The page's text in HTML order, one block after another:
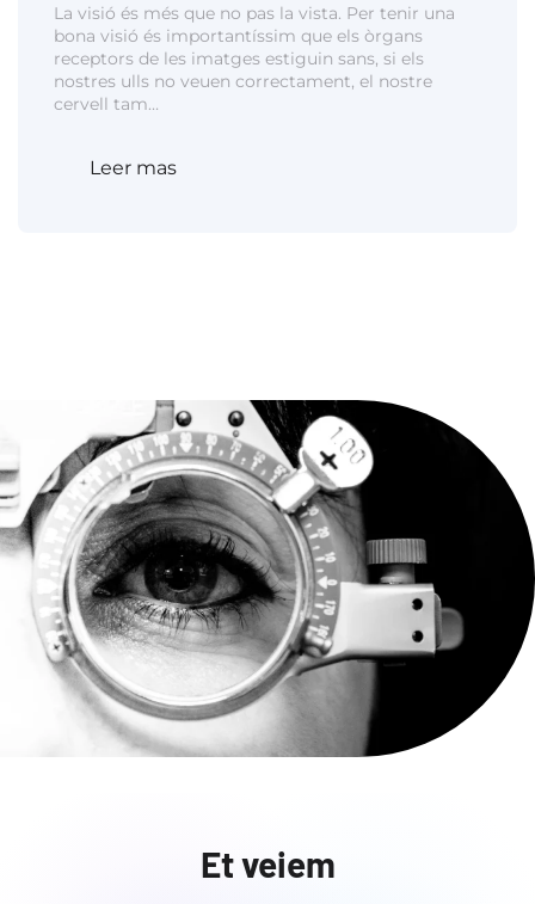
La visió és més que no pas la vista. Per tenir una
bona visió és importantíssim que els òrgans
receptors de les imatges estiguin sans, si els
nostres ulls no veuen correctament, el nostre
cervell tam…
Leer mas
Et veiem